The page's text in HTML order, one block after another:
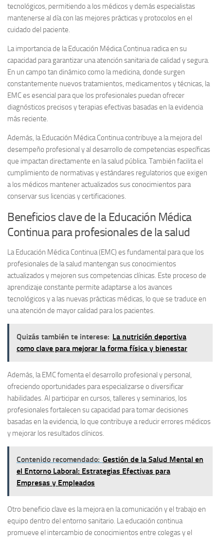
tecnológicos, permitiendo a los médicos y demás especialistas
mantenerse al día con las mejores prácticas y protocolos en el
cuidado del paciente.
La importancia de la Educación Médica Continua radica en su
capacidad para garantizar una atención sanitaria de calidad y segura.
En un campo tan dinámico como la medicina, donde surgen
constantemente nuevos tratamientos, medicamentos y técnicas, la
EMC es esencial para que los profesionales puedan ofrecer
diagnósticos precisos y terapias efectivas basadas en la evidencia
más reciente.
Además, la Educación Médica Continua contribuye a la mejora del
desempeño profesional y al desarrollo de competencias específicas
que impactan directamente en la salud pública. También facilita el
cumplimiento de normativas y estándares regulatorios que exigen
a los médicos mantener actualizados sus conocimientos para
conservar sus licencias y certificaciones.
Beneficios clave de la Educación Médica
Continua para profesionales de la salud
La Educación Médica Continua (EMC) es fundamental para que los
profesionales de la salud mantengan sus conocimientos
actualizados y mejoren sus competencias clínicas. Este proceso de
aprendizaje constante permite adaptarse a los avances
tecnológicos y a las nuevas prácticas médicas, lo que se traduce en
una atención de mayor calidad para los pacientes.
Quizás también te interese: La nutrición deportiva
como clave para mejorar la forma física y bienestar
Además, la EMC fomenta el desarrollo profesional y personal,
ofreciendo oportunidades para especializarse o diversificar
habilidades. Al participar en cursos, talleres y seminarios, los
profesionales fortalecen su capacidad para tomar decisiones
basadas en la evidencia, lo que contribuye a reducir errores médicos
y mejorar los resultados clínicos.
Contenido recomendado: Gestión de la Salud Mental en
el Entorno Laboral: Estrategias Efectivas para
Empresas y Empleados
Otro beneficio clave es la mejora en la comunicación y el trabajo en
equipo dentro del entorno sanitario. La educación continua
promueve el intercambio de conocimientos entre colegas y el